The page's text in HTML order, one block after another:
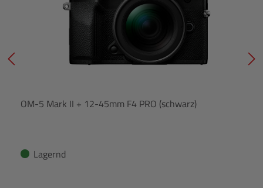
OM-5 Mark II + 12-45mm F4 PRO (schwarz)
Lagernd